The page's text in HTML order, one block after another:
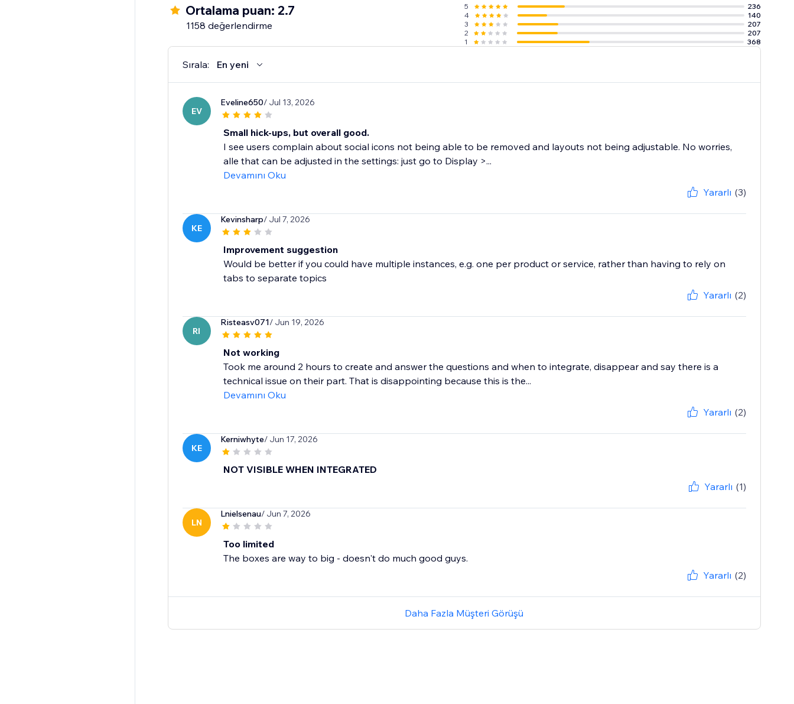
Ortalama puan: 2.7
1158 değerlendirme
5
236
4
140
3
207
2
207
1
368
Sırala: En yeni
EV
Eveline650/ Jul 13, 2026
Small hick-ups, but overall good.
I see users complain about social icons not being able to be removed and layouts not being adjustable. No worries,
alle that can be adjusted in the settings: just go to Display >...
Devamını Oku
Yararlı (3)
KE
Kevinsharp/ Jul 7, 2026
Improvement suggestion
Would be better if you could have multiple instances, e.g. one per product or service, rather than having to rely on
tabs to separate topics
Yararlı (2)
RI
Risteasv071/ Jun 19, 2026
Not working
Took me around 2 hours to create and answer the questions and when to integrate, disappear and say there is a
technical issue on their part. That is disappointing because this is the...
Devamını Oku
Yararlı (2)
KE
Kerniwhyte/ Jun 17, 2026
NOT VISIBLE WHEN INTEGRATED
Yararlı (1)
LN
Lnielsenau/ Jun 7, 2026
Too limited
The boxes are way to big - doesn't do much good guys.
Yararlı (2)
Daha Fazla Müşteri Görüşü